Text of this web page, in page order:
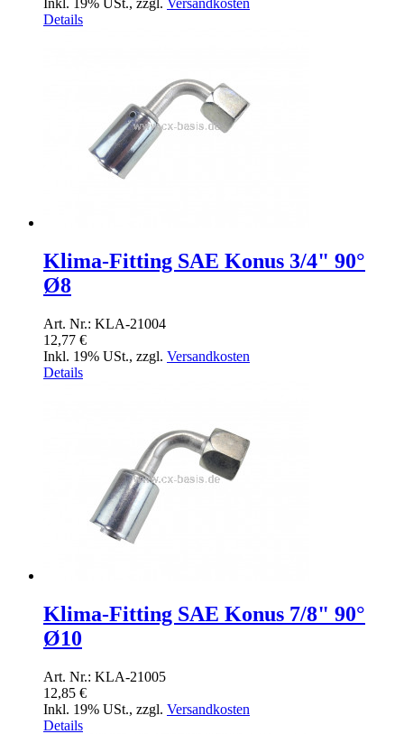
Inkl. 19% USt., zzgl. Versandkosten
Details
Klima-Fitting SAE Konus 3/4" 90°
Ø8
Art. Nr.: KLA-21004
12,77 €
Inkl. 19% USt., zzgl. Versandkosten
Details
Klima-Fitting SAE Konus 7/8" 90°
Ø10
Art. Nr.: KLA-21005
12,85 €
Inkl. 19% USt., zzgl. Versandkosten
Details